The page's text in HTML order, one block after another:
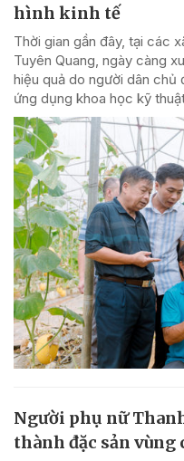
hình kinh tế
Thời gian gần đây, tại các
Tuyên Quang, ngày càng
hiệu quả do người dân chủ
ứng dụng khoa học kỹ
Người phụ nữ
thành đặc sản vùng